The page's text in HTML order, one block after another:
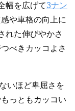
幅を広げて3ナン
や車格の向上に
れた伸びやかさ
べきカッコよさ
いほど卑屈さを
っともカッコい